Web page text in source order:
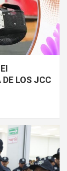
LOS JCC